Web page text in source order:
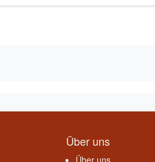
Über uns